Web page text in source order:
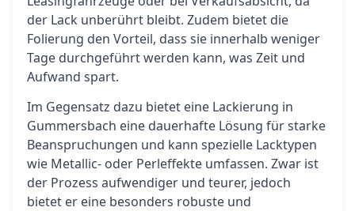
der Lack unberührt bleibt. Zudem bietet die
Folierung den Vorteil, dass sie innerhalb weniger
Tage durchgeführt werden kann, was Zeit und
Aufwand spart.
Im Gegensatz dazu bietet eine Lackierung in
Gummersbach eine dauerhafte Lösung für starke
Beanspruchungen und kann spezielle Lacktypen
wie Metallic- oder Perleffekte umfassen. Zwar ist
der Prozess aufwendiger und teurer, jedoch
bietet er eine besonders robuste und